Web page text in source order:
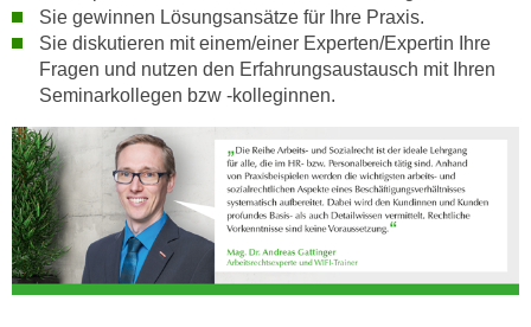
Sie gewinnen Lösungsansätze für Ihre Praxis.
Sie diskutieren mit einem/einer Experten/Expertin Ihre
Fragen und nutzen den Erfahrungsaustausch mit Ihren
Seminarkollegen bzw -kolleginnen.
,
d
S
i
e
a
u
s
w